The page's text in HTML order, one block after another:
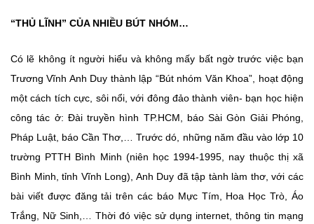
“THỦ LĨNH” CỦA NHIỀU BÚT NHÓM…
Có lẽ không ít người hiểu và không mấy bất ngờ trước việc bạn
Trương Vĩnh Anh Duy thành lập “Bút nhóm Văn Khoa”, hoạt động
một cách tích cực, sôi nổi, với đông đảo thành viên- bạn học hiện
công tác ở: Đài truyền hình TP.HCM, báo Sài Gòn Giải Phóng,
Pháp Luật, báo Cần Thơ,… Trước dó, những năm đầu vào lớp 10
trường PTTH Bình Minh (niên học 1994-1995, nay thuộc thị xã
Bình Minh, tỉnh Vĩnh Long), Anh Duy đã tập tành làm thơ, với các
bài viết được đăng tải trên các báo Mực Tím, Hoa Học Trò, Áo
Trắng, Nữ Sinh,… Thời đó việc sử dụng internet, thông tin mạng